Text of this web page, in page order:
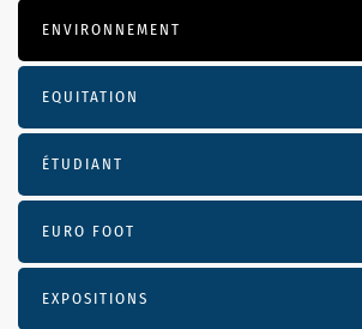
ENVIRONNEMENT
EQUITATION
ÉTUDIANT
EURO FOOT
EXPOSITIONS